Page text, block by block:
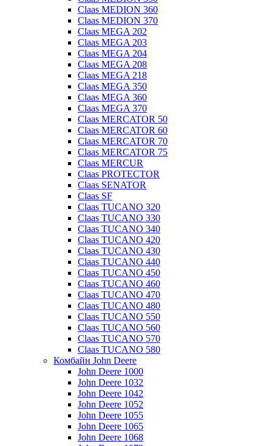
Claas MEDION 360
Claas MEDION 370
Claas MEGA 202
Claas MEGA 203
Claas MEGA 204
Claas MEGA 208
Claas MEGA 218
Claas MEGA 350
Claas MEGA 360
Claas MEGA 370
Claas MERCATOR 50
Claas MERCATOR 60
Claas MERCATOR 70
Claas MERCATOR 75
Claas MERCUR
Claas PROTECTOR
Claas SENATOR
Claas SF
Claas TUCANO 320
Claas TUCANO 330
Claas TUCANO 340
Claas TUCANO 420
Claas TUCANO 430
Claas TUCANO 440
Claas TUCANO 450
Claas TUCANO 460
Claas TUCANO 470
Claas TUCANO 480
Claas TUCANO 550
Claas TUCANO 560
Claas TUCANO 570
Claas TUCANO 580
Комбайн John Deere
John Deere 1000
John Deere 1032
John Deere 1042
John Deere 1052
John Deere 1055
John Deere 1065
John Deere 1068